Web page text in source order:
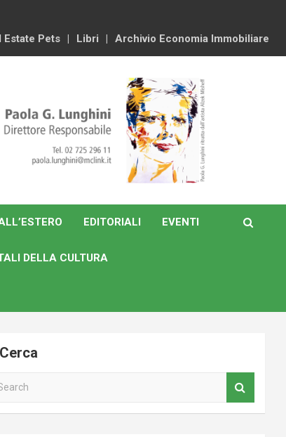
Estate Pets Libri Archivio Economia Immobiliare
EDITORIALI EVENTI
DELLA CULTURA
Cerca